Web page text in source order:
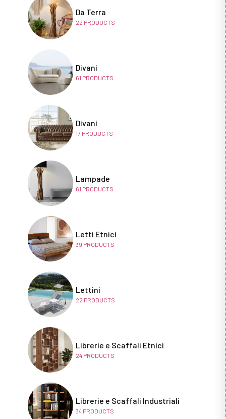
Da Terra
22 PRODUCTS
Divani
61 PRODUCTS
Divani
17 PRODUCTS
Lampade
61 PRODUCTS
Letti Etnici
39 PRODUCTS
Lettini
22 PRODUCTS
Librerie e Scaffali Etnici
24 PRODUCTS
Librerie e Scaffali Industriali
34 PRODUCTS